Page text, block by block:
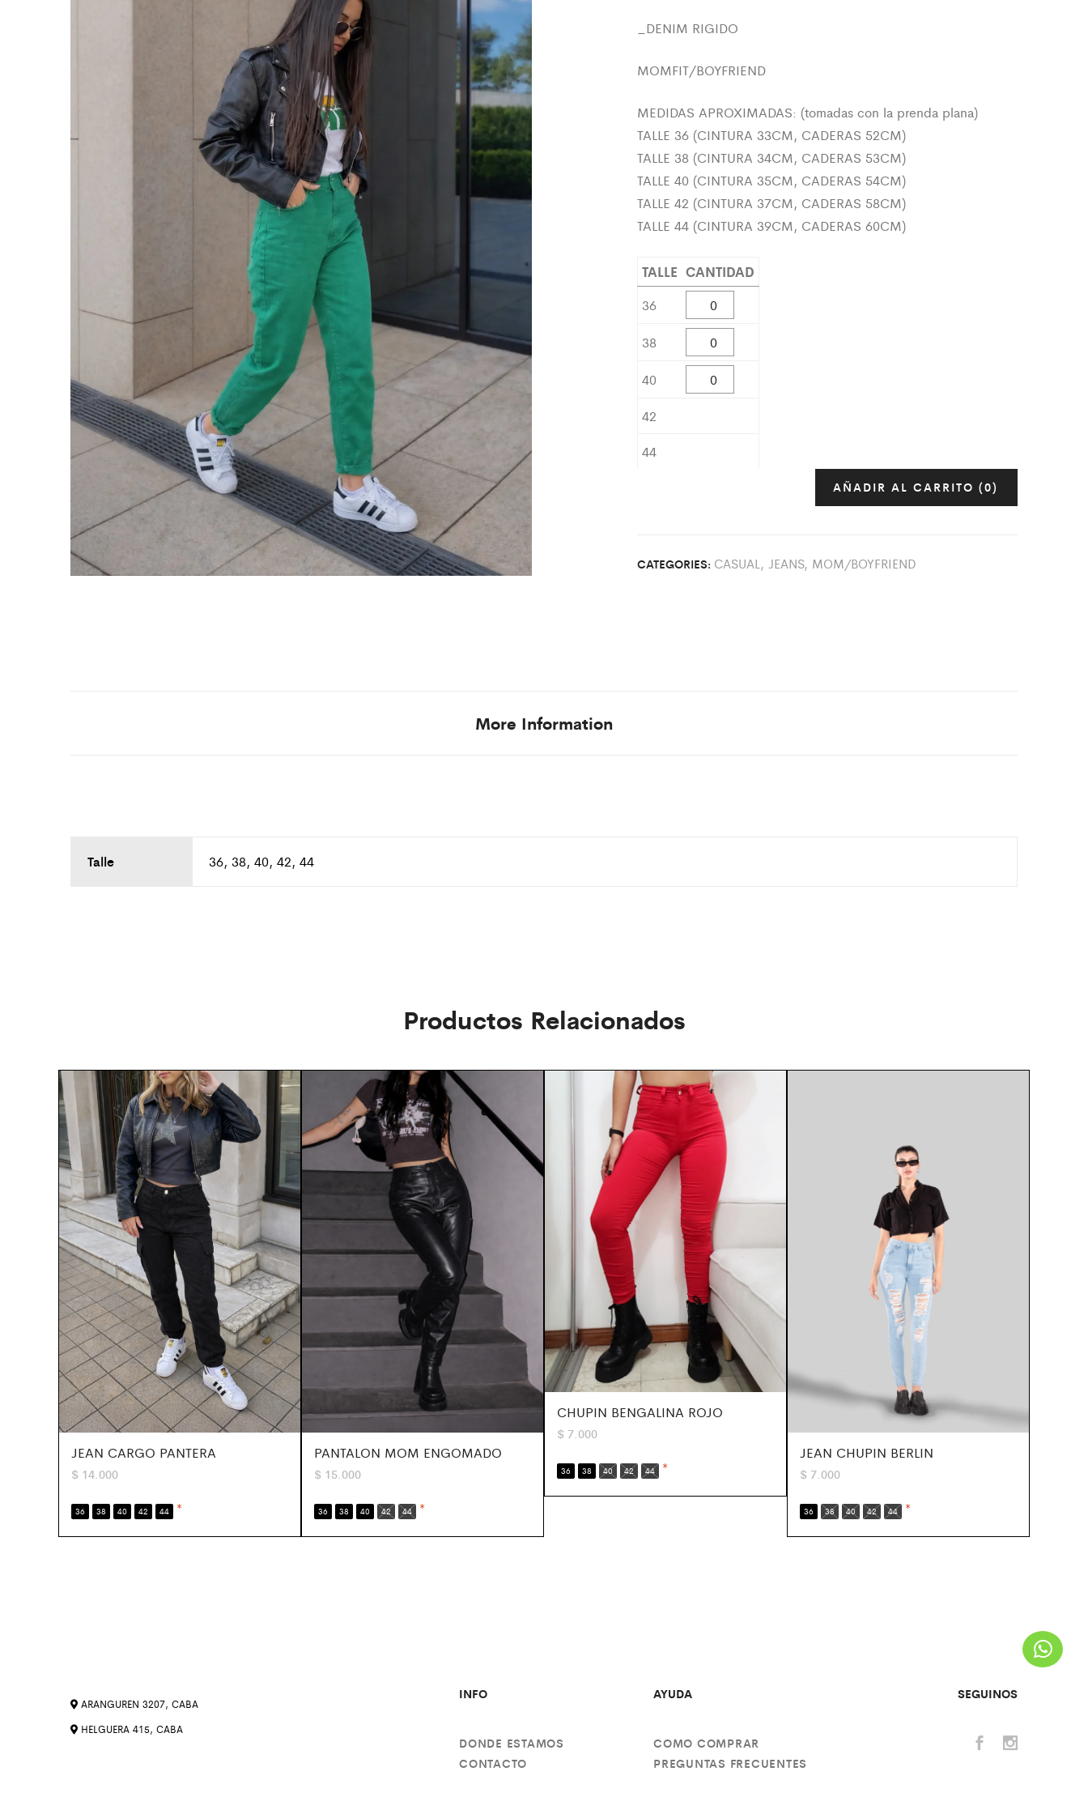
_DENIM RIGIDO
MOMFIT/BOYFRIEND
MEDIDAS APROXIMADAS: (tomadas con la prenda plana)
TALLE 36 (CINTURA 33CM, CADERAS 52CM)
TALLE 38 (CINTURA 34CM, CADERAS 53CM)
TALLE 40 (CINTURA 35CM, CADERAS 54CM)
TALLE 42 (CINTURA 37CM, CADERAS 58CM)
TALLE 44 (CINTURA 39CM, CADERAS 60CM)
TALLE CANTIDAD
36
38
40
42
44
AÑADIR AL CARRITO (0)
CATEGORIES: CASUAL , JEANS, MOM/BOYFRIEND
More Information
Talle 36, 38, 40, 42, 44
Productos Relacionados
JEAN CARGO PANTERA
$ 14.000
36 38 40 42 44 *
PANTALON MOM ENGOMADO
$ 15.000
36 38 40 42 44 *
CHUPIN BENGALINA ROJO
$ 7.000
36 38 40 42 44 *
JEAN CHUPIN BERLIN
$ 7.000
36 38 40 42 44 *
ARANGUREN 3207, CABA
HELGUERA 415, CABA
INFO
DONDE ESTAMOS
CONTACTO
AYUDA
COMO COMPRAR
PREGUNTAS FRECUENTES
SEGUINOS